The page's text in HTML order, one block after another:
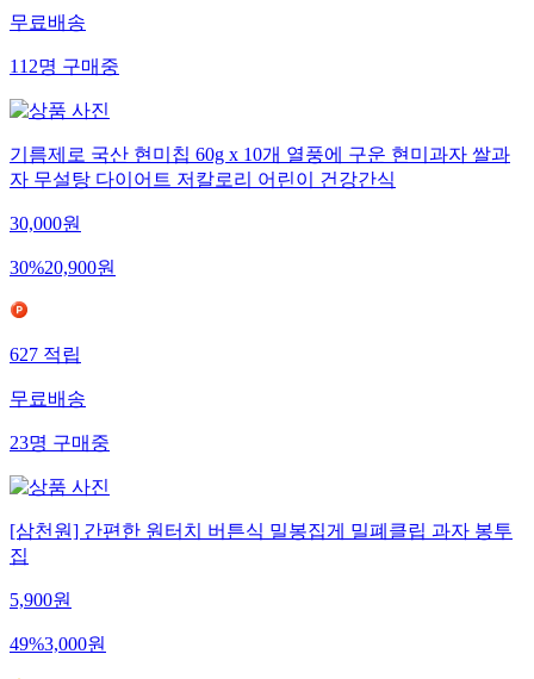
무료배송
112명구매중
기름제로 국산 현미칩 60g x 10개 열풍에 구운 현미과자 쌀과
자 무설탕 다이어트 저칼로리 어린이 건강간식
30,000원
30%20,900원
627적립
무료배송
23명구매중
[삼천원] 간편한 원터치 버튼식 밀봉집게 밀폐클립 과자 봉투
집
5,900원
49%3,000원